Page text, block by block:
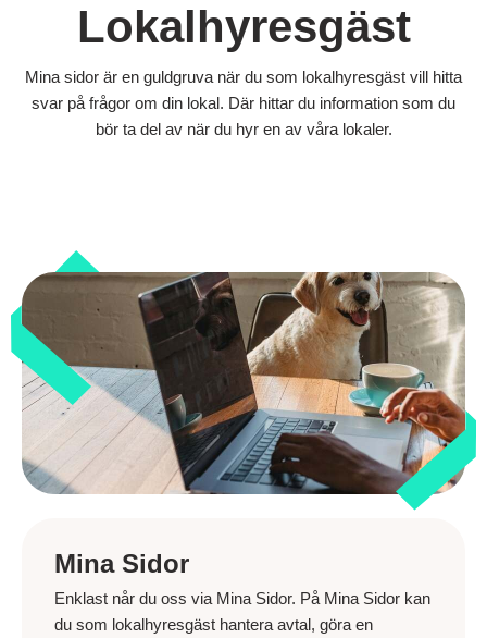
Lokalhyresgäst
Mina sidor är en guldgruva när du som lokalhyresgäst vill hitta
svar på frågor om din lokal. Där hittar du information som du
bör ta del av när du hyr en av våra lokaler.
Mina Sidor
Enklast når du oss via Mina Sidor. På Mina Sidor kan
du som lokalhyresgäst hantera avtal, göra en